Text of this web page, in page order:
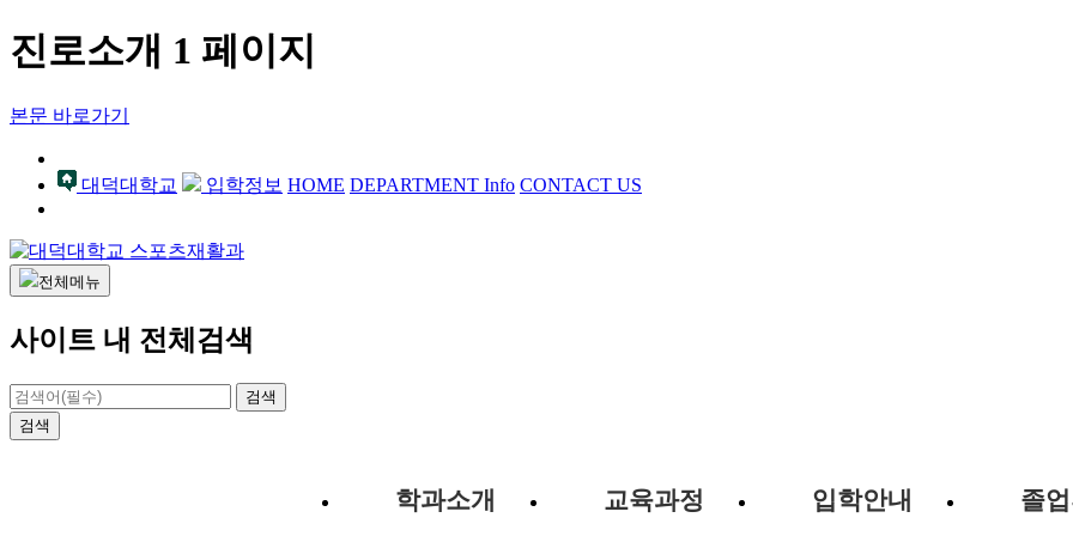
진로소개 1 페이지
본문 바로가기
대덕대학교 입학정보 HOME DEPARTMENT Info CONTACT US
전체메뉴
사이트 내 전체검색
검색
검색
학과소개 교육과정 입학안내 졸